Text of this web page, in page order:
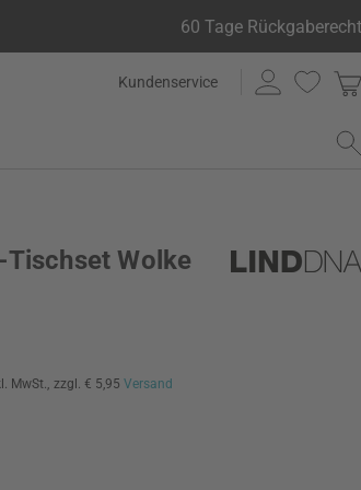
60 Tage Rückgaberecht
Kundenservice
Wolke
MwSt., zzgl. € 5,95 Versand